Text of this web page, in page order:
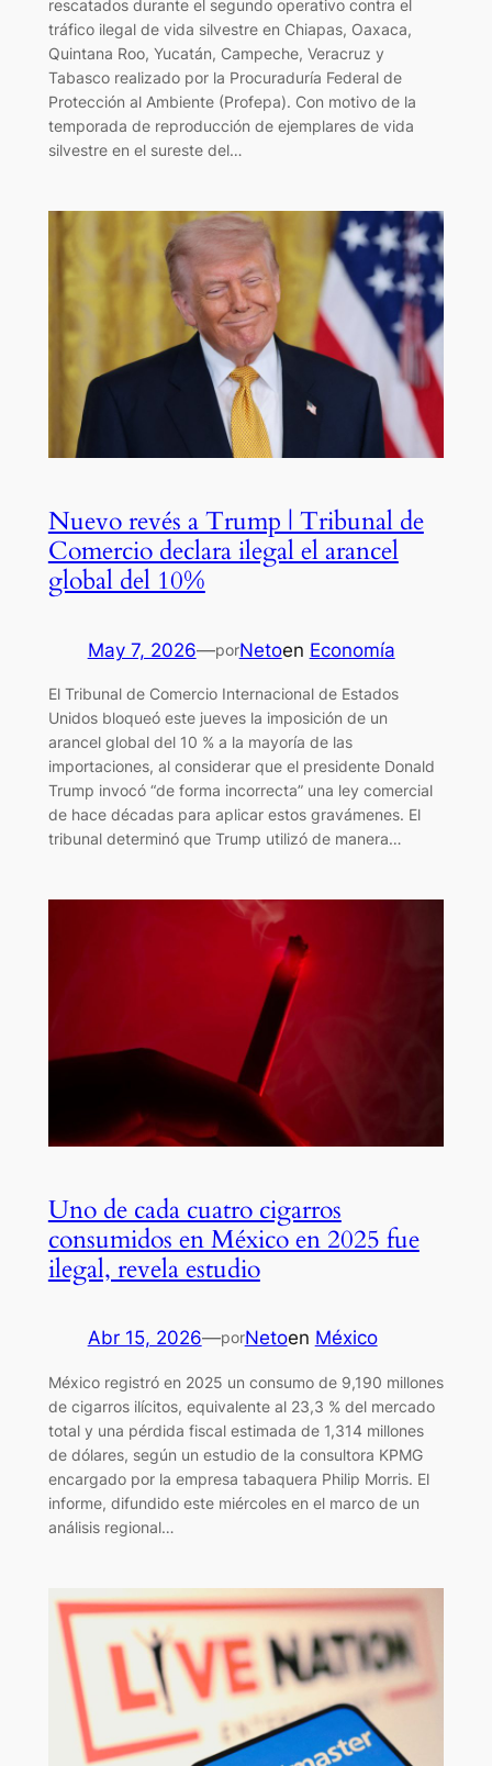
rescatados durante el segundo operativo contra el
tráfico ilegal de vida silvestre en Chiapas, Oaxaca,
Quintana Roo, Yucatán, Campeche, Veracruz y
Tabasco realizado por la Procuraduría Federal de
Protección al Ambiente (Profepa). Con motivo de la
temporada de reproducción de ejemplares de vida
silvestre en el sureste del…
Nuevo revés a Trump | Tribunal de
Comercio declara ilegal el arancel
global del 10%
May 7, 2026—porNetoen Economía
El Tribunal de Comercio Internacional de Estados
Unidos bloqueó este jueves la imposición de un
arancel global del 10 % a la mayoría de las
importaciones, al considerar que el presidente Donald
Trump invocó “de forma incorrecta” una ley comercial
de hace décadas para aplicar estos gravámenes. El
tribunal determinó que Trump utilizó de manera…
Uno de cada cuatro cigarros
consumidos en México en 2025 fue
ilegal, revela estudio
Abr 15, 2026—porNetoen México
México registró en 2025 un consumo de 9,190 millones
de cigarros ilícitos, equivalente al 23,3 % del mercado
total y una pérdida fiscal estimada de 1,314 millones
de dólares, según un estudio de la consultora KPMG
encargado por la empresa tabaquera Philip Morris. El
informe, difundido este miércoles en el marco de un
análisis regional…